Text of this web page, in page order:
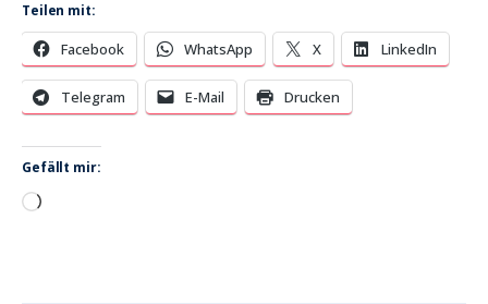
Teilen mit:
Facebook WhatsApp X LinkedIn
Telegram E-Mail Drucken
Gefällt mir:
Wird